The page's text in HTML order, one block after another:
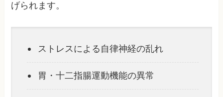
げられます。
ストレスによる自律神経の乱れ
胃・十二指腸運動機能の異常